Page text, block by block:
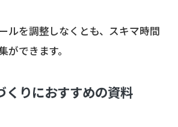
ルを調整しなくとも、スキマ時間
ができます。
くりにおすすめの資料